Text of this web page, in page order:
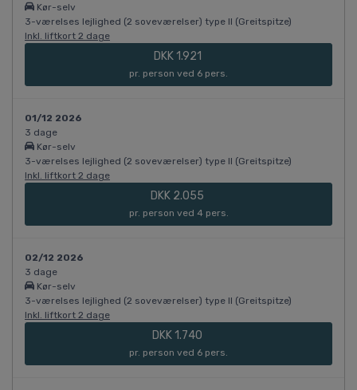
Kør-selv
3-værelses lejlighed (2 soveværelser) type II (Greitspitze)
Inkl. liftkort 2 dage
DKK 1.921
pr. person ved 6 pers.
01/12 2026
3 dage
Kør-selv
3-værelses lejlighed (2 soveværelser) type II (Greitspitze)
Inkl. liftkort 2 dage
DKK 2.055
pr. person ved 4 pers.
02/12 2026
3 dage
Kør-selv
3-værelses lejlighed (2 soveværelser) type II (Greitspitze)
Inkl. liftkort 2 dage
DKK 1.740
pr. person ved 6 pers.